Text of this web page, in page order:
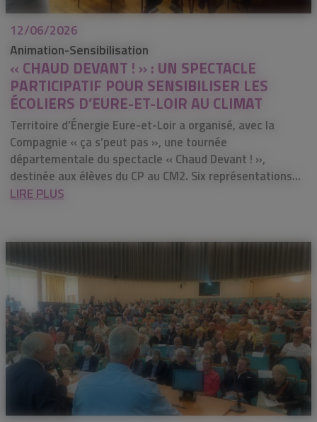
12/06/2026
Animation-Sensibilisation
« CHAUD DEVANT ! » : UN SPECTACLE
PARTICIPATIF POUR SENSIBILISER LES
ÉCOLIERS D’EURE-ET-LOIR AU CLIMAT
Territoire d’Énergie Eure-et-Loir a organisé, avec la
Compagnie « ça s’peut pas », une tournée
départementale du spectacle « Chaud Devant ! »,
destinée aux élèves du CP au CM2. Six représentations...
LIRE PLUS